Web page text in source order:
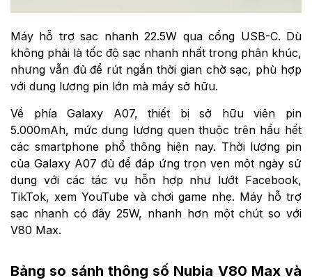
Máy hỗ trợ sạc nhanh 22.5W qua cổng USB-C. Dù
không phải là tốc độ sạc nhanh nhất trong phân khúc,
nhưng vẫn đủ để rút ngắn thời gian chờ sạc, phù hợp
với dung lượng pin lớn mà máy sở hữu.
Về phía Galaxy A07, thiết bị sở hữu viên pin
5.000mAh, mức dung lượng quen thuộc trên hầu hết
các smartphone phổ thông hiện nay. Thời lượng pin
của Galaxy A07 đủ để đáp ứng trọn vẹn một ngày sử
dụng với các tác vụ hỗn hợp như lướt Facebook,
TikTok, xem YouTube và chơi game nhẹ. Máy hỗ trợ
sạc nhanh có đây 25W, nhanh hơn một chút so với
V80 Max.
Bảng so sánh thông số Nubia V80 Max và